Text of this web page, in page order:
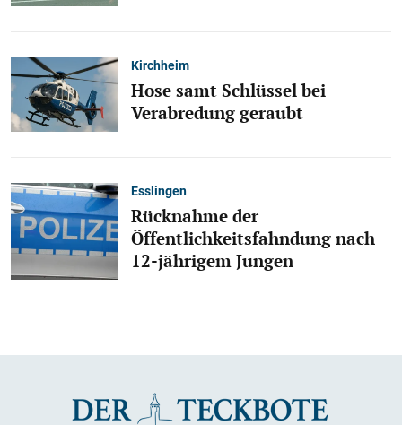
Kirchheim
Hose samt Schlüssel bei
Verabredung geraubt
Esslingen
Rücknahme der
Öffentlichkeitsfahndung nach
12-jährigem Jungen